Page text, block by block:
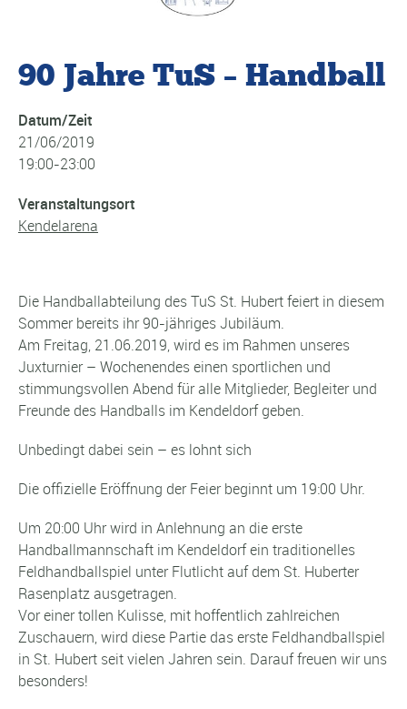
90 Jahre TuS – Handball
Datum/Zeit
21/06/2019
19:00-23:00
Veranstaltungsort
Kendelarena
Die Handballabteilung des TuS St. Hubert feiert in diesem
Sommer bereits ihr 90-jähriges Jubiläum.
Am Freitag, 21.06.2019, wird es im Rahmen unseres
Juxturnier – Wochenendes einen sportlichen und
stimmungsvollen Abend für alle Mitglieder, Begleiter und
Freunde des Handballs im Kendeldorf geben.
Unbedingt dabei sein – es lohnt sich
Die offizielle Eröffnung der Feier beginnt um 19:00 Uhr.
Um 20:00 Uhr wird in Anlehnung an die erste
Handballmannschaft im Kendeldorf ein traditionelles
Feldhandballspiel unter Flutlicht auf dem St. Huberter
Rasenplatz ausgetragen.
Vor einer tollen Kulisse, mit hoffentlich zahlreichen
Zuschauern, wird diese Partie das erste Feldhandballspiel
in St. Hubert seit vielen Jahren sein. Darauf freuen wir uns
besonders!